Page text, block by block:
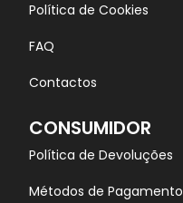
Política de Cookies
FAQ
Contactos
CONSUMIDOR
Política de Devoluções
Métodos de Pagamento